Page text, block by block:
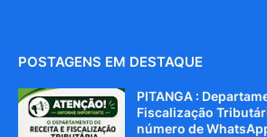
POSTAGENS EM DESTAQUE
PITANGA :
Fiscalização
número de